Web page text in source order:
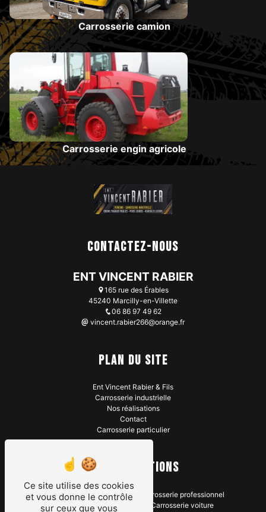
Carrosserie camion
Carrosserie engin agricole
Contactez-nous
ENT VINCENT RABIER
165 rue des Érables
45240 Marcilly-en-Villette
06 86 97 49 62
vincent.rabier266@orange.fr
Plan du site
Ent Vincent Rabier & Fils
Carrosserie industrielle
Nos réalisations
Contact
Carrosserie particulier
Nos prestations
Carrosserie poids lourds
Carrosserie industrielle
Carrosserie professionnel
Carrosserie voiture
Ce site utilise des cookies
et vous donne le contrôle
sur ceux que vous